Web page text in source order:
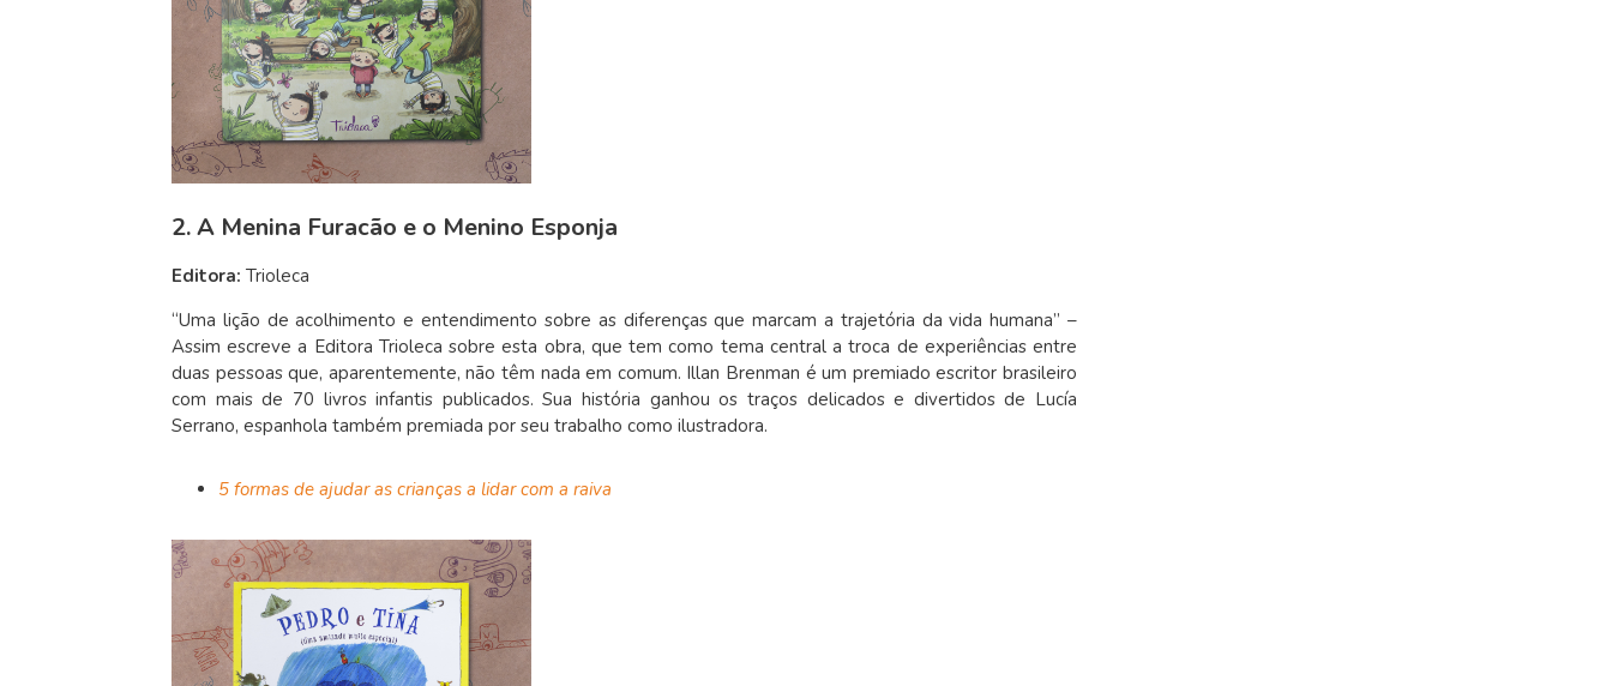
2. A Menina Furacão e o Menino Esponja
Editora: Trioleca
“Uma lição de acolhimento e entendimento sobre as diferenças que marcam a trajetória da vida humana” –
Assim escreve a Editora Trioleca sobre esta obra, que tem como tema central a troca de experiências entre
duas pessoas que, aparentemente, não têm nada em comum. Illan Brenman é um premiado escritor brasileiro
com mais de 70 livros infantis publicados. Sua história ganhou os traços delicados e divertidos de Lucía
Serrano, espanhola também premiada por seu trabalho como ilustradora.
5 formas de ajudar as crianças a lidar com a raiva